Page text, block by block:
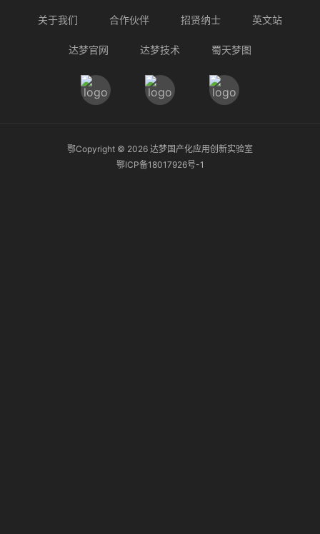
关于我们 合作伙伴 招贤纳士 英文站
达梦官网 达梦技术 蜀天梦图
鄂Copyright © 2026 达梦国产化应用创新实验室
鄂ICP备18017926号-1